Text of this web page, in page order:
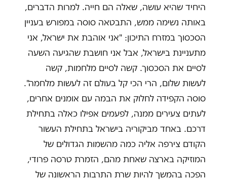
היחיד שהיא עושה, שאלה הם חייה. למרות הדברים,
באותה נשימה ממש, התבטאה סוסה במפורש בעניין
הסכסוך במזרח התיכון: "אני אוהבת את ישראל, אני
מתעניינת בישראל, אבל אני חושבת שהגיעה השעה
לסיים את הסכסוך. קשה לסיים מלחמות, קשה
לעשות שלום, הרי הכי קל בעולם זה לעשות מלחמה".
סוסה הקפידה לחלוק את הבמה עם אומנים אחרים,
לעתים צעירים ממנה, לפעמים אפילו כאלה בתחילת
דרכם. באחד מביקוריה בישראל בתחילת העשור
הקודם צירפה אליה כמה מהשמות הגדולים של
המוזיקה בארצה שאחת מהם, הזמרת טרסה פרודי,
הפכה בהמשך להיות שרת התרבות הראשונה של